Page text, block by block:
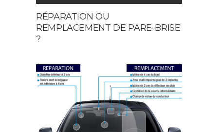
This
field
should
left
blank
RÉPARATION OU
REMPLACEMENT DE PARE-BRISE
?